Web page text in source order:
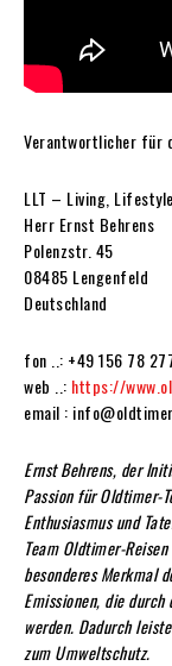
Verantwortlicher für
LLT – Living,
Herr Ernst Behrens
Polenzstr. 45
08485 Lengenfeld
Deutschland
fon ..: +49 156 78
web ..: https://
email :
Ernst Behrens, der
Passion für Oldtimer-
Enthusiasmus und
Team Oldtimer-
besonderes Merkmal
Emissionen, die
werden. Dadurch
zum Umweltschutz.